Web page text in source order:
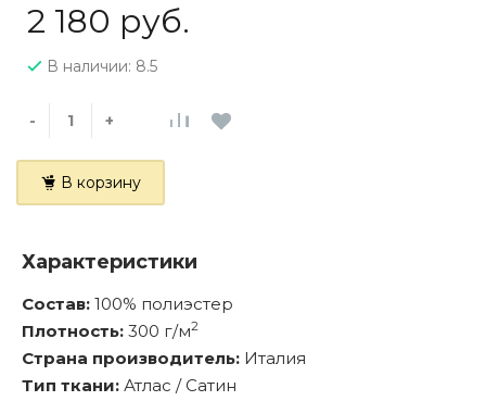
2 180 руб.
В наличии: 8.5
- +
В корзину
Характеристики
Состав: 100% полиэстер
Плотность: 300 г/м2
Страна производитель: Италия
Тип ткани: Атлас / Сатин